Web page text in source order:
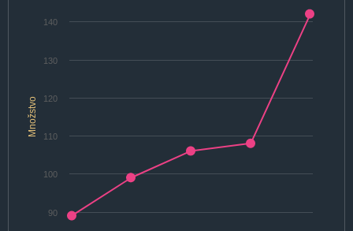
Množstvo
90
100
110
120
130
140